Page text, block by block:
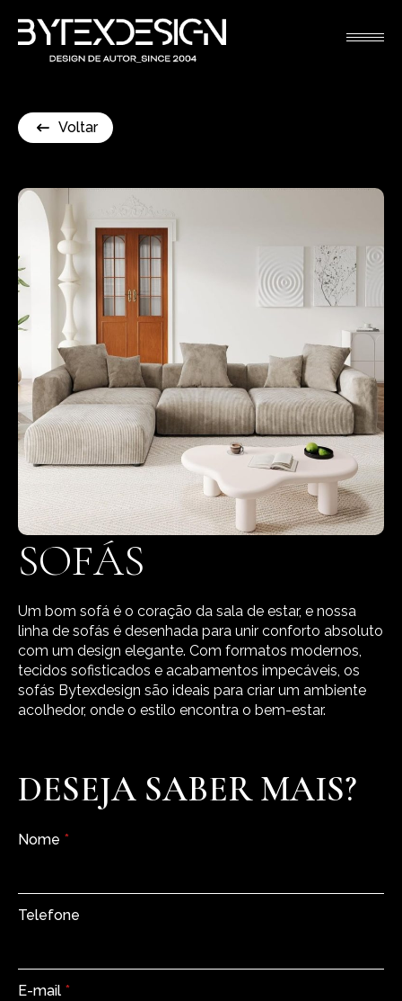
Voltar
SOFÁS
Um bom sofá é o coração da sala de estar, e nossa
linha de sofás é desenhada para unir conforto absoluto
com um design elegante. Com formatos modernos,
tecidos sofisticados e acabamentos impecáveis, os
sofás Bytexdesign são ideais para criar um ambiente
acolhedor, onde o estilo encontra o bem-estar.
DESEJA SABER MAIS?
Nome *
Telefone
E-mail *